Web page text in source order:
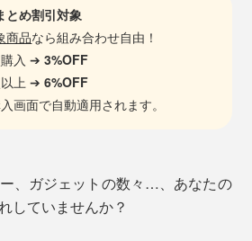
とめ割引対象
商品なら組み合わせ自由！
購入 ➔3%OFF
以上 ➔6%OFF
画面で自動適用されます。
、ガジェットの数々…、あなたの
していませんか？